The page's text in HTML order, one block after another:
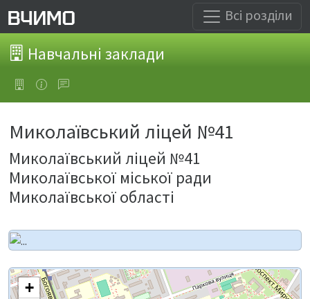
Всі розділи
Навчальні заклади
Миколаївський ліцей №41
Миколаївський ліцей №41
Миколаївської міської ради
Миколаївської області
+